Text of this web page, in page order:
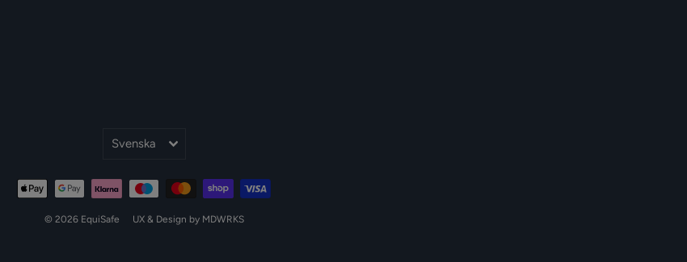
Språk
Svenska
© 2026 EquiSafe UX & Design by MDWRKS